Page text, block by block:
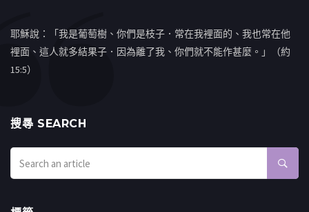
耶穌說：「我是葡萄樹、你們是枝子．常在我裡面的、我也常在他
裡面、這人就多結果子．因為離了我、你們就不能作甚麼。」（約
15:5）
搜㝷 SEARCH